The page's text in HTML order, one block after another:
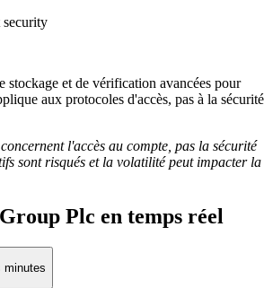
stockage et de vérification avancées pour
aux protocoles d'accès, pas à la sécurité
l'accès au compte, pas la sécurité
sont risqués et la volatilité peut impacter la
Plc en temps réel
minutes